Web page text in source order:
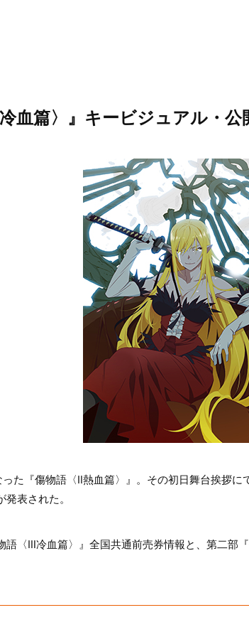
血篇〉』キービジュアル・公
た『傷物語〈Ⅱ熱血篇〉』。その初日舞台挨拶
表された。
語〈Ⅲ冷血篇〉』全国共通前売券情報と、第二部